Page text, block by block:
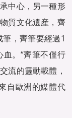
中心，另一種形
質文化遺産，齊
，齊筆要經過1
。“齊筆不僅行
流的靈動載體，
自歐洲的媒體代